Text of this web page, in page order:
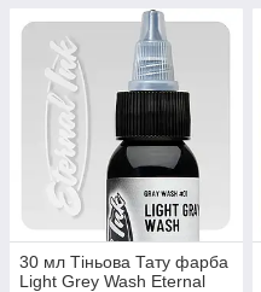
30 мл Тіньова Тату фарба
Light Grey Wash Eternal